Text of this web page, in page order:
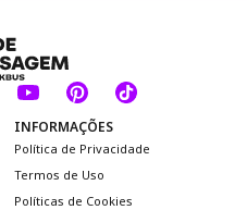
INFORMAÇÕES
Política de Privacidade
Termos de Uso
Políticas de Cookies